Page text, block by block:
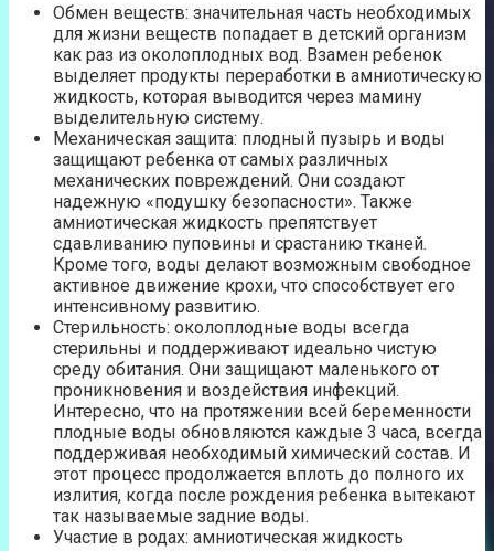
Обмен веществ: значительная часть необходимых
для жизни веществ попадает в детский организм
как раз из околоплодных вод. Взамен ребенок
выделяет продукты переработки в амниотическую
жидкость, которая выводится через мамину
выделительную систему.
Механическая защита: плодный пузырь и воды
защищают ребенка от самых различных
механических повреждений. Они создают
надежную «подушку безопасности». Также
амниотическая жидкость препятствует
сдавливанию пуповины и срастанию тканей.
Кроме того, воды делают возможным свободное
активное движение крохи, что способствует его
интенсивному развитию.
Стерильность: околоплодные воды всегда
стерильны и поддерживают идеально чистую
среду обитания. Они защищают маленького от
проникновения и воздействия инфекций.
Интересно, что на протяжении всей беременности
плодные воды обновляются каждые 3 часа, всегда
поддерживая необходимый химический состав. И
этот процесс продолжается вплоть до полного их
излития, когда после рождения ребенка вытекают
так называемые задние воды.
Участие в родах: амниотическая жидкость